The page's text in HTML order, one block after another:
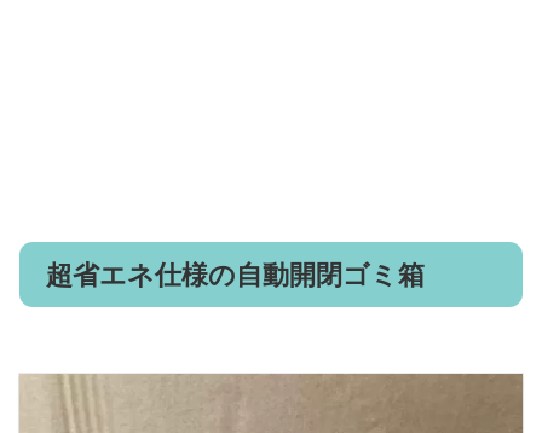
超省エネ仕様の自動開閉ゴミ箱